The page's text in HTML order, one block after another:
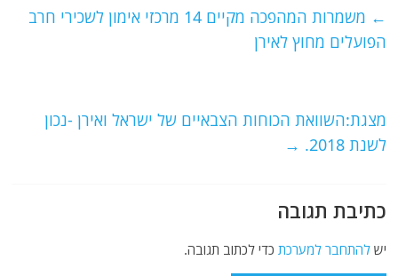
s
A
g
ra
l
er
e
k
←
משמרות המהפכה מקיים 14 מרכזי אימון לשכירי חרב
הפועלים מחוץ לאירן
מצגת:השוואת הכוחות הצבאיים של ישראל ואירן -נכון
לשנת 2018.
→
כתיבת תגובה
ישלהתחבר למערכת כדי לכתוב תגובה.